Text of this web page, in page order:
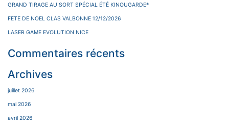
GRAND TIRAGE AU SORT SPÉCIAL ÉTÉ KINOUGARDE*
FETE DE NOEL CLAS VALBONNE 12/12/2026
LASER GAME EVOLUTION NICE
Commentaires récents
Archives
juillet 2026
mai 2026
avril 2026